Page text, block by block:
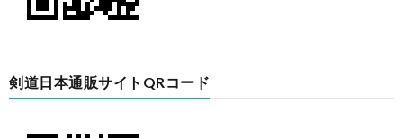
剣道日本通販サイトQRコード